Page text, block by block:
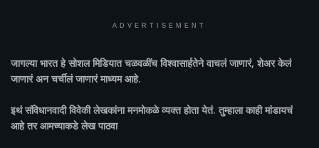
ADVERTISEMENT
जागल्या भारतहे सोशल मिडियात चळवळींच विश्वासार्हतेने वाचलं जाणारं, शेअर केलं
जाणारं अन चर्चीलं जाणारं माध्यम आहे.
इथं संविधानवादी विवेकी लेखकांना मनमोकळे व्यक्त होता येतं. तुम्हाला काही मांडायचं
आहे तर आमच्याकडे लेख पाठवा